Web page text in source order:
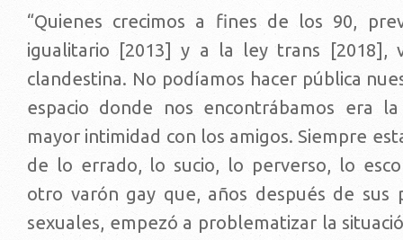
“Quienes crecimos a fines de los 90,
igualitario [2013] y a la ley trans [2018],
clandestina. No podíamos hacer pública
espacio donde nos encontrábamos era
mayor intimidad con los amigos. Siempre
de lo errado, lo sucio, lo perverso, lo
otro varón gay que, años después de sus
sexuales, empezó a problematizar la